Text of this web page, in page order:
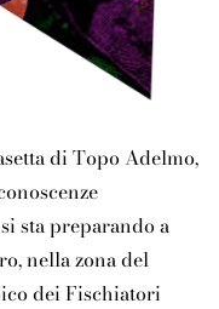
di Topo Adelmo,
sta preparando a
nella zona del
dei Fischiatori